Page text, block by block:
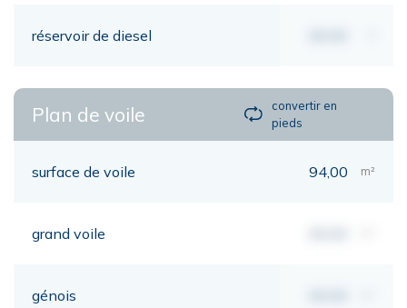
réservoir de diesel
Plan de voile
convertir en
pieds
surface de voile 94,00 m²
grand voile
génois